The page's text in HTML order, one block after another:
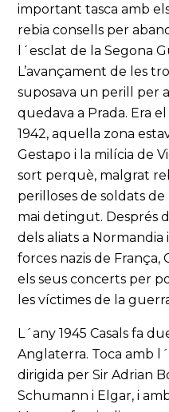
important tasca amb
rebia consells per
l´esclat de la Segona
L’avançament de les
suposava un perill per
quedava a Prada. Era
1942, aquella zona
Gestapo i la milícia de
sort perquè, malgrat
perilloses de soldats
mai detingut. Després
dels aliats a Normandia
forces nazis de França,
els seus concerts per
les víctimes de la
L´any 1945 Casals fa
Anglaterra. Toca amb
dirigida per Sir Adrian
Schumann i Elgar, i